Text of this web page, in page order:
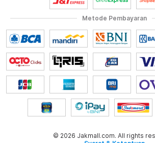
Metode Pembayaran
© 2026 Jakmall.com. All rights